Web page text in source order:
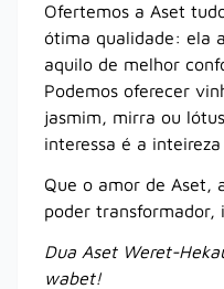
Ofertemos a Aset
ótima qualidade: ela
aquilo de melhor
Podemos oferecer
jasmim, mirra ou
interessa é a
Que o amor de Aset,
poder transformador,
Dua Aset Weret-
wabet!